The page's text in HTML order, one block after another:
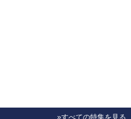
»すべての特集を見る